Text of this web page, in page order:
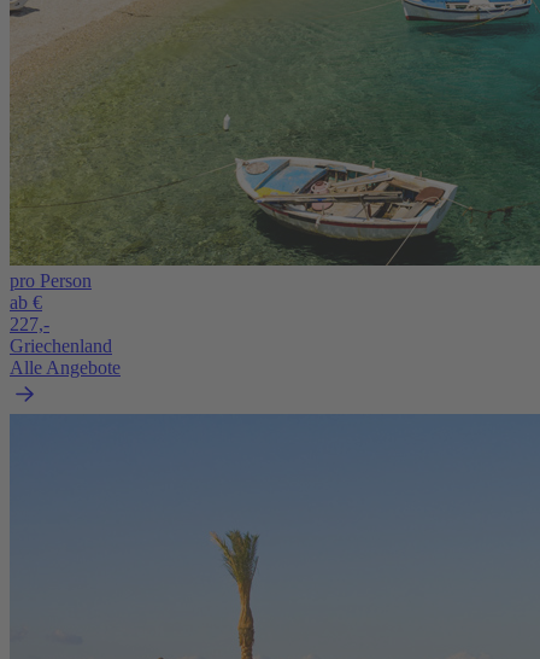
pro Person
ab €
227,-
Griechenland
Alle Angebote